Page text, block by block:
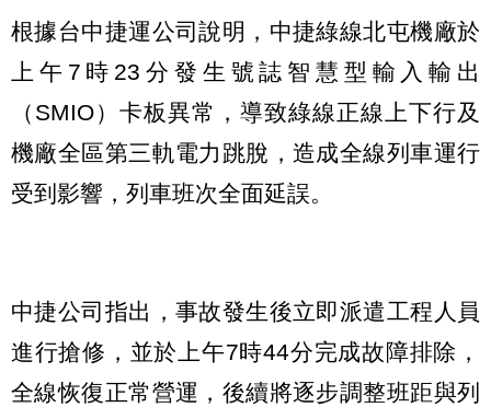
根據台中捷運公司說明，中捷綠線北屯機廠於
上午7時23分發生號誌智慧型輸入輸出
（SMIO）卡板異常，導致綠線正線上下行及
機廠全區第三軌電力跳脫，造成全線列車運行
受到影響，列車班次全面延誤。
中捷公司指出，事故發生後立即派遣工程人員
進行搶修，並於上午7時44分完成故障排除，
全線恢復正常營運，後續將逐步調整班距與列